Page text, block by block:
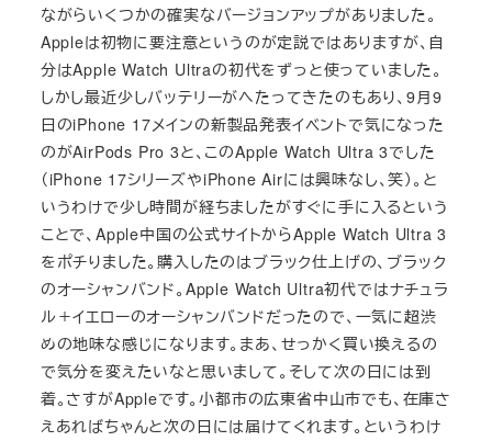
ながらいくつかの確実なバージョンアップがありました。
Appleは初物に要注意というのが定説ではありますが、自
分はApple Watch Ultraの初代をずっと使っていました。
しかし最近少しバッテリーがへたってきたのもあり、9月9
日のiPhone 17メインの新製品発表イベントで気になった
のがAirPods Pro 3と、このApple Watch Ultra 3でした
（iPhone 17シリーズやiPhone Airには興味なし、笑）。と
いうわけで少し時間が経ちましたがすぐに手に入るという
ことで、Apple中国の公式サイトからApple Watch Ultra 3
をポチりました。購入したのはブラック仕上げの、ブラック
のオーシャンバンド。Apple Watch Ultra初代ではナチュラ
ル＋イエローのオーシャンバンドだったので、一気に超渋
めの地味な感じになります。まあ、せっかく買い換えるの
で気分を変えたいなと思いまして。そして次の日には到
着。さすがAppleです。小都市の広東省中山市でも、在庫さ
えあればちゃんと次の日には届けてくれます。というわけ